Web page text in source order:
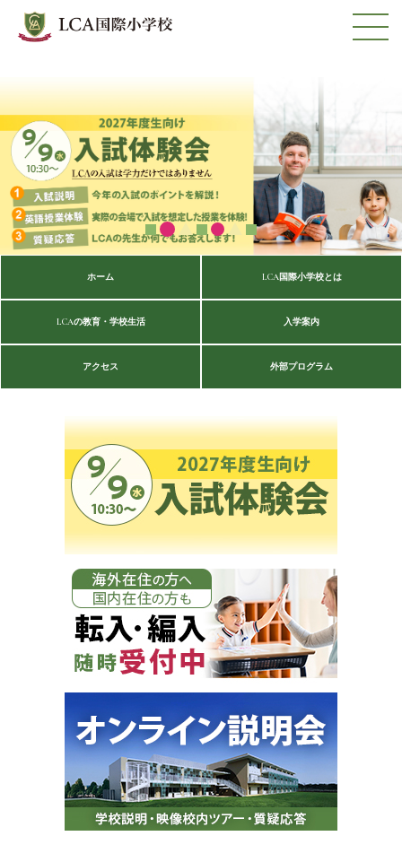
ホーム LCA国際小学校とは
LCAの教育・学校生活 入学案内
アクセス 外部プログラム